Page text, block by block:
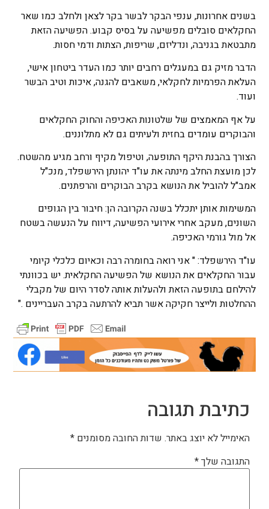
בשנים אחרונות, ענפי הבקר לבשר בקר לצאן ולחלב כמו שאר
החקלאים סובלים מפשיעה על בסיס קבוע. הפשיעה הזאת
מתבטאת בגניבה, ונדליזם, שריפות, הצתות ודמי חסות.
הדבר מזיק גם במעגלים רחבים יותר כמו העדר ביטחון אישי,
העלאת הפרמיות לחקלאי, משאבים להגנה, איכות וטיב הבשר
ועוד.
על אף המאמצים של שלטונות האכיפה והחוק החקלאים
והבוקרים עומדים בחזית ולעיתים גם לא מתלוננים.
הצורך בהבנת היקף התופעה, וטיפול מקיף ורחב מגיע מהשטח.
לכן מועצת החלב מינתה את עו"ד יהונתן הירשפלד, מנכ"ל
אמב"ל להוביל את הנושא בקרב הבוקרים והרפתנים.
המשימות אותן יתכלל בשנה הקרובה הן: חיבור בין הגופים
השונים, מעקב אחרי אירועי הפשיעה, דיווח על הנעשה בשטח
אל מול גורמי האכיפה.
עו"ד הירשפלד: " אני רואה בחומרה רבה וכאיום כלכלי קיומי
עבור החקלאים את הנושא של הפשיעה החקלאית. יש בכוונתי
להילחם בתופעה הזאת ולהעלות אותה לסדר היום של מקבלי
ההחלטות ולייצר חקיקה אשר תביא להרתעה בקרב העבריינים ."
כתיבת תגובה
האימייל לא יוצג באתר. שדות החובה מסומנים *
התגובה שלך*